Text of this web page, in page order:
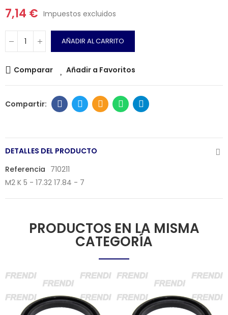
7,14 € Impuestos excluidos
AÑADIR AL CARRITO
Comparar Añadir a Favoritos
DETALLES DEL PRODUCTO
Referencia 710211
M2 K 5 - 17.32 17.84 - 7
PRODUCTOS EN LA MISMA
CATEGORÍA